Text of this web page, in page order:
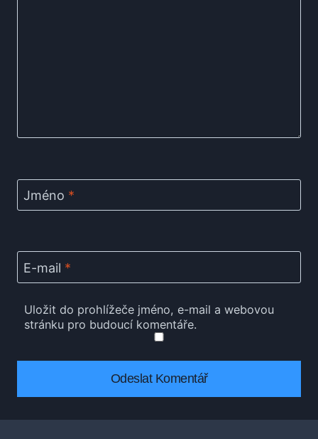
Jméno *
E-mail *
Uložit do prohlížeče jméno, e-mail a webovou
stránku pro budoucí komentáře.